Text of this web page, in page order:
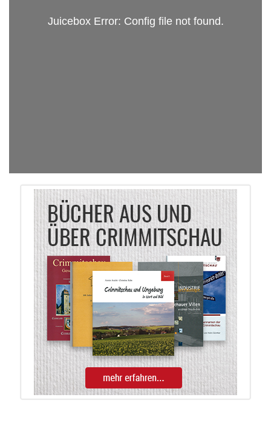
Juicebox Error: Config file not found.